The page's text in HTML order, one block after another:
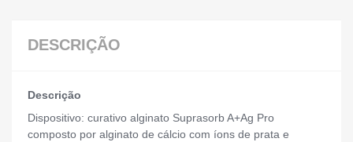
DESCRIÇÃO
Descrição
Dispositivo: curativo alginato Suprasorb A+Ag Pro
composto por alginato de cálcio com íons de prata e